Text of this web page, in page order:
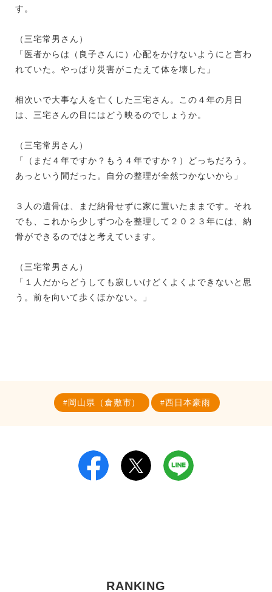
す。
（三宅常男さん）
「医者からは（良子さんに）心配をかけないようにと言わ
れていた。やっぱり災害がこたえて体を壊した」
相次いで大事な人を亡くした三宅さん。この４年の月日
は、三宅さんの目にはどう映るのでしょうか。
（三宅常男さん）
「（まだ４年ですか？もう４年ですか？）どっちだろう。
あっという間だった。自分の整理が全然つかないから」
３人の遺骨は、まだ納骨せずに家に置いたままです。それ
でも、これから少しずつ心を整理して２０２３年には、納
骨ができるのではと考えています。
（三宅常男さん）
「１人だからどうしても寂しいけどくよくよできないと思
う。前を向いて歩くほかない。」
岡山県（倉敷市） 西日本豪雨
RANKING